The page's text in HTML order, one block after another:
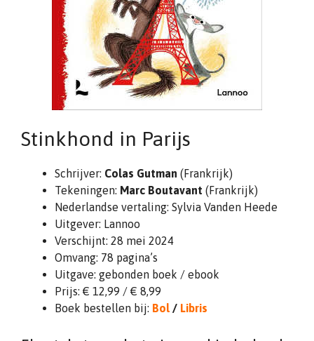
Stinkhond in Parijs
Schrijver: Colas Gutman (Frankrijk)
Tekeningen: Marc Boutavant (Frankrijk)
Nederlandse vertaling: Sylvia Vanden Heede
Uitgever: Lannoo
Verschijnt: 28 mei 2024
Omvang: 78 pagina’s
Uitgave: gebonden boek / ebook
Prijs: € 12,99 / € 8,99
Boek bestellen bij: Bol / Libris